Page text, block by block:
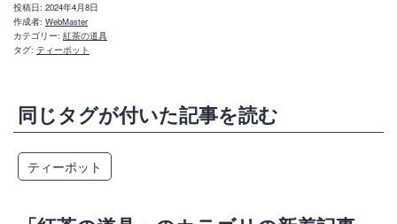
投稿日: 2024年4月8日
作成者: WebMaster
カテゴリー: 紅茶の道具
タグ: ティーポット
同じタグが付いた記事を読む
ティーポット